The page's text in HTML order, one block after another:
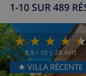
1-10 SUR 489
8.9 / 10 | 28 AVIS
★ VILLA RÉCENTE